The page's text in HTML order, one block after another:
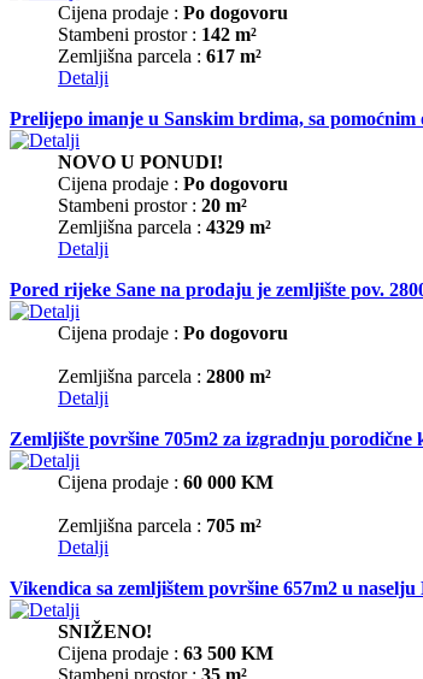
Cijena prodaje : Po dogovoru
Stambeni prostor : 142 m²
Zemljišna parcela : 617 m²
Detalji
Prelijepo imanje u Sanskim brdima, sa
NOVO U PONUDI!
Cijena prodaje : Po dogovoru
Stambeni prostor : 20 m²
Zemljišna parcela : 4329 m²
Detalji
Pored rijeke Sane na prodaju je zemljište pov.
Cijena prodaje : Po dogovoru
Zemljišna parcela : 2800 m²
Detalji
Zemljište površine 705m2 za izgradnju
Cijena prodaje : 60 000 KM
Zemljišna parcela : 705 m²
Detalji
Vikendica sa zemljištem površine 657m2 u
SNIŽENO!
Cijena prodaje : 63 500 KM
Stambeni prostor : 35 m²